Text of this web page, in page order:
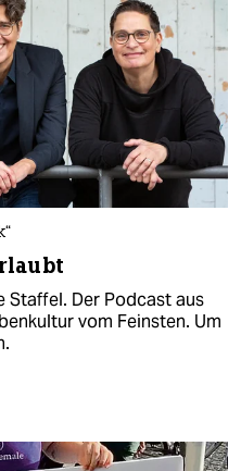
Staffel. Der Podcast aus
vom Feinsten. Um